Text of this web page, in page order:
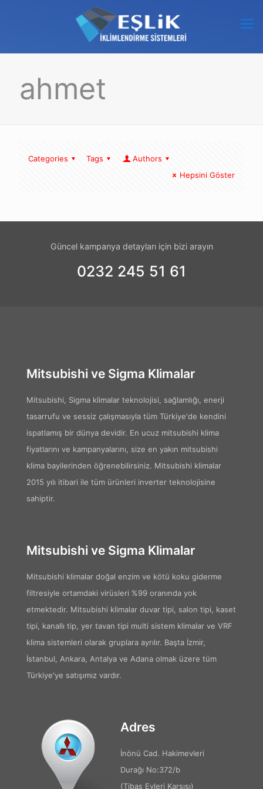
ahmet
Categories Tags
Authors
Hepsini Göster
Güncel kampanya detayları için bizi arayın
0232 245 51 61
Mitsubishi ve Sigma Klimalar
Mitsubishi, Sigma klimalar teknolojisi, sağlamlığı, enerji
tasarrufu ve sessiz çalışmasıyla tüm Türkiye'de kendini
ispatlamış bir dünya devidir. En ucuz mitsubishi klima
fiyatlarını ve kampanyalarını, size en yakın mitsubishi
klima bayilerinden öğrenebilirsiniz. Mitsubishi klimalar
2015 yılı itibari ile tüm ürünleri inverter teknolojisine
sahiptir.
Mitsubishi ve Sigma Klimalar
Mitsubishi klimalar doğal enzim ve kötü koku giderme
filtresiyle ortamdaki virüsleri %99 oranında yok
etmektedir. Mitsubishi klimalar duvar tipi, salon tipi, kaset
tipi, kanallı tip, yer tavan tipi multi sistem klimalar ve VRF
klima sistemleri olarak gruplara ayrılır. Başta İzmir,
İstanbul, Ankara, Antalya ve Adana olmak üzere tüm
Türkiye'ye satışımız vardır.
Adres
İnönü Cad. Hakimevleri
Durağı No:372/b
(Tibaş Evleri Karşısı)